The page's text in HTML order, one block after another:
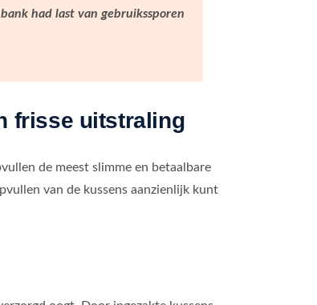
had last van gebruikssporen
frisse uitstraling
de meest slimme en betaalbare
van de kussens aanzienlijk kunt